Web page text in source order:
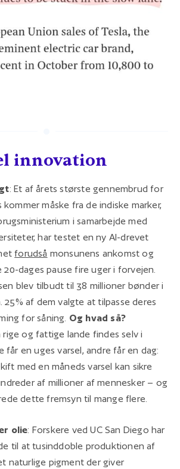
innovation
: Et af årets største gennembrud for
måske fra de indiske marker,
i samarbejde med
har testet en ny AI-drevet
forudså monsunens ankomst og
dages pause fire uger i forvejen.
blev tilbudt til 38 millioner bønder i
25% af dem valgte at tilpasse deres
for såning. Og hvad så?
rige og fattige lande findes selv i
får en uges varsel, andre får en dag:
med en måneds varsel kan sikre
af millioner af mennesker – og
dette fremsyn til mange flere.
olie: Forskere ved UC San Diego har
til at tusinddoble produktionen af
naturlige pigment der giver